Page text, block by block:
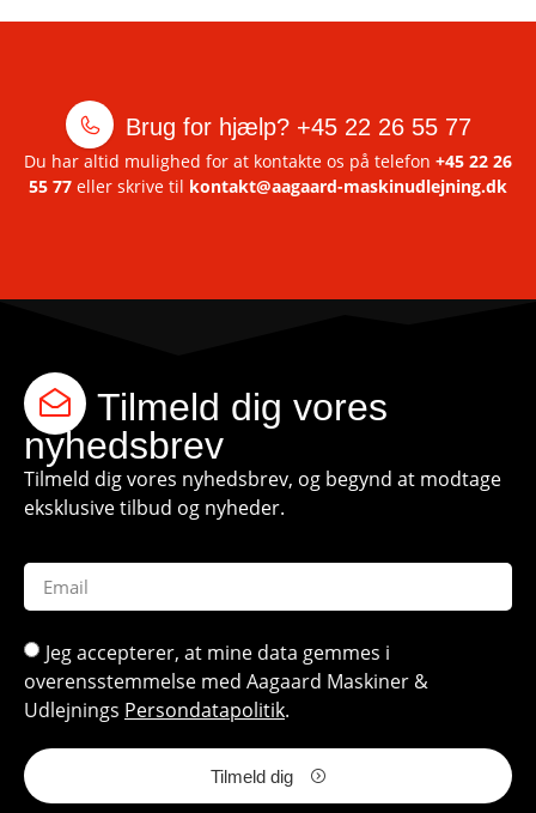
Brug for hjælp? +45 22 26 55 77
Du har altid mulighed for at kontakte os på telefon +45 22 26
55 77 eller skrive til kontakt@aagaard-maskinudlejning.dk
Tilmeld dig vores
nyhedsbrev
Tilmeld dig vores nyhedsbrev, og begynd at modtage
eksklusive tilbud og nyheder.
Jeg accepterer, at mine data gemmes i
overensstemmelse med Aagaard Maskiner &
Udlejnings Persondatapolitik.
Tilmeld dig